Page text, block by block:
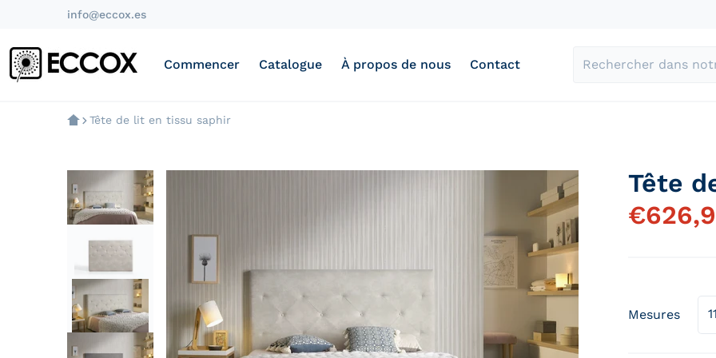
info@eccox.es
Commencer Catalogue À propos de nous Contact
Rechercher dans notre
Tête de lit en tissu saphir
files/cabecero-estilo-zafiro_ae29c75b-86b7-4e19-b88b-173b1bafcf4f.jpgfiles/cabecero-estilo-
Tête
€
Mesures